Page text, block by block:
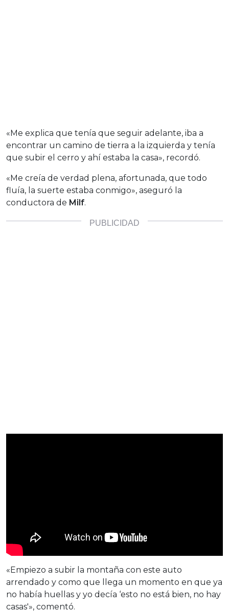
«Me explica que tenía que seguir adelante, iba a
encontrar un camino de tierra a la izquierda y tenía
que subir el cerro y ahí estaba la casa», recordó.
«Me creía de verdad plena, afortunada, que todo
fluía, la suerte estaba conmigo», aseguró la
conductora de Milf.
«Empiezo a subir la montaña con este auto
arrendado y como que llega un momento en que ya
no había huellas y yo decía ‘esto no está bien, no hay
casas'», comentó.